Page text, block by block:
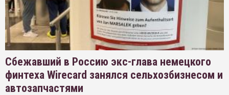
Сбежавший в Россию экс-глава немецкого
финтеха Wirecard занялся сельхозбизнесом и
автозапчастями